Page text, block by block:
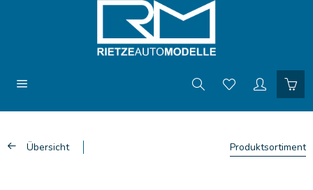
Übersicht Produktsortiment